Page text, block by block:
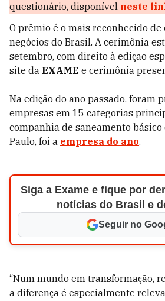
questionário, disponível neste
O prêmio é o mais reconhecido de
negócios do Brasil. A cerimônia
setembro, com direito à edição
site da EXAME e cerimônia
Na edição do ano passado, foram
empresas em 15 categorias
companhia de saneamento básico
Paulo, foi a empresa do ano.
Siga a Exame e fique por
notícias do Brasil e
Seguir no
“Num mundo em transformação,
a diferença é especialmente